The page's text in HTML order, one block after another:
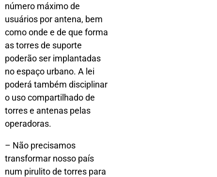
número máximo de
usuários por antena, bem
como onde e de que forma
as torres de suporte
poderão ser implantadas
no espaço urbano. A lei
poderá também disciplinar
o uso compartilhado de
torres e antenas pelas
operadoras.
– Não precisamos
transformar nosso país
num pirulito de torres para